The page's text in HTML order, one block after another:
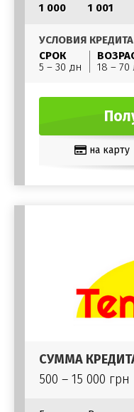
1 000
1 001
УСЛОВИЯ КРЕДИТА
СРОК
5 – 30 дн
18 – 70
на карту
СУММА
500 – 15 000 грн